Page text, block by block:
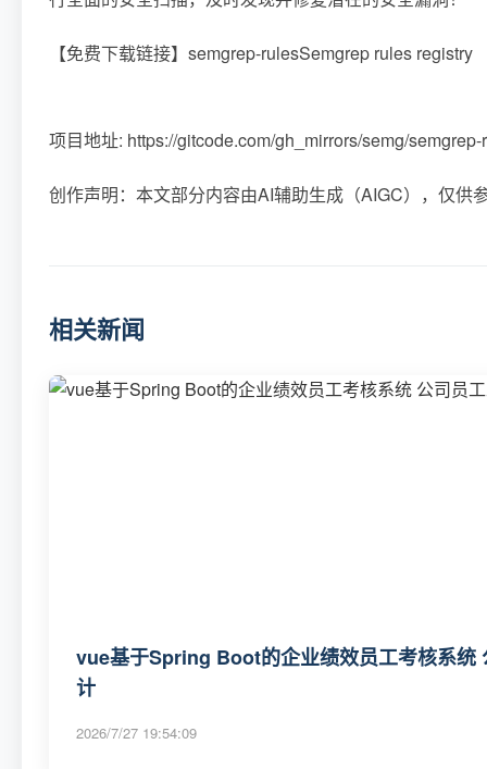
【免费下载链接】semgrep-rulesSemgrep rules registry
项目地址: https://gitcode.com/gh_mirrors/semg/
创作声明：本文部分内容由AI辅助生成（AIGC），仅供
相关新闻
vue基于Spring Boot的企业绩效员工考核系
计
2026/7/27 19:54:09